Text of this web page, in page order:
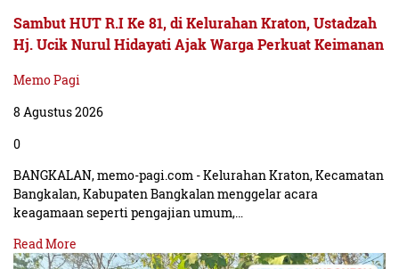
Sambut HUT R.I Ke 81, di Kelurahan Kraton, Ustadzah
Hj. Ucik Nurul Hidayati Ajak Warga Perkuat Keimanan
Memo Pagi
8 Agustus 2026
0
BANGKALAN, memo-pagi.com - Kelurahan Kraton, Kecamatan
Bangkalan, Kabupaten Bangkalan menggelar acara
keagamaan seperti pengajian umum,…
Read More